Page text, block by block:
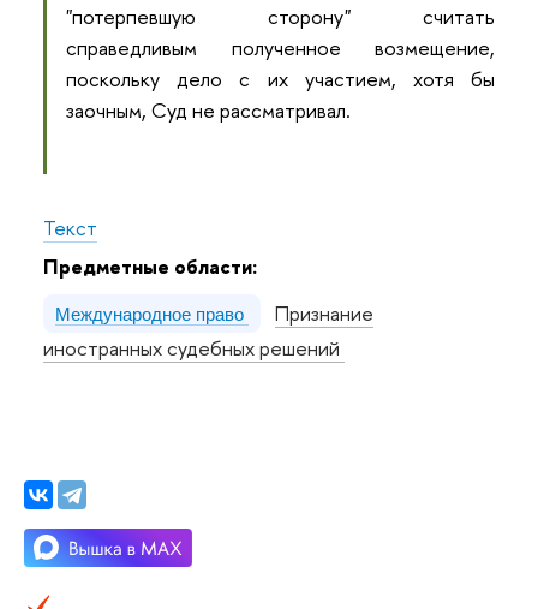
"потерпевшую сторону" считать
справедливым полученное возмещение,
поскольку дело с их участием, хотя бы
заочным, Суд не рассматривал.
Текст
Предметные области:
Международное право
Признание
иностранных судебных решений